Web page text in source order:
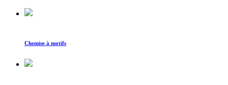
Chemise à motifs